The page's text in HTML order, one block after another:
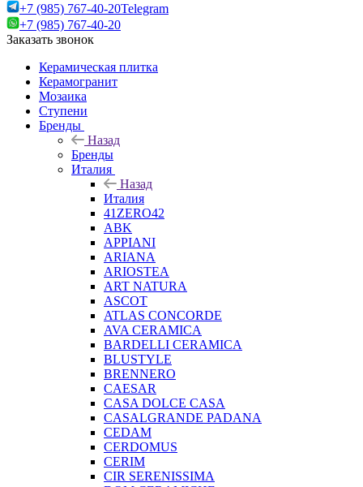
+7 (985) 767-40-20Telegram
+7 (985) 767-40-20
Заказать звонок
Керамическая плитка
Керамогранит
Мозаика
Ступени
Бренды
Назад
Бренды
Италия
Назад
Италия
41ZERO42
ABK
APPIANI
ARIANA
ARIOSTEA
ART NATURA
ASCOT
ATLAS CONCORDE
AVA CERAMICA
BARDELLI CERAMICA
BLUSTYLE
BRENNERO
CAESAR
CASA DOLCE CASA
CASALGRANDE PADANA
CEDAM
CERDOMUS
CERIM
CIR SERENISSIMA